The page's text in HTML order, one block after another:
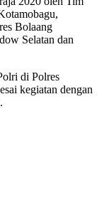
Bolaang
Selatan dan
di Polres
kegiatan dengan